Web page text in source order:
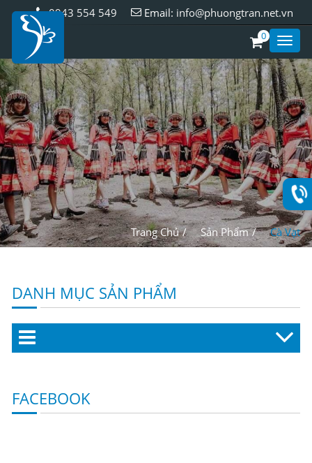
Email: info@phuongtran.net.vn
0943 554 549
0
Styles
Trang Chủ Sản Phẩm Cà Vạt
DANH MỤC SẢN PHẨM
FACEBOOK